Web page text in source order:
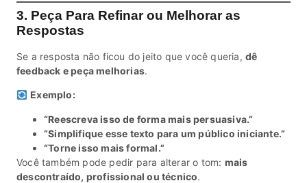
3. Peça Para Refinar ou Melhorar as
Respostas
Se a resposta não ficou do jeito que você queria, dê
feedback e peça melhorias.
Exemplo:
“Reescreva isso de forma mais persuasiva.”
“Simplifique esse texto para um público iniciante.”
“Torne isso mais formal.”
Você também pode pedir para alterar o tom: mais
descontraído, profissional ou técnico.